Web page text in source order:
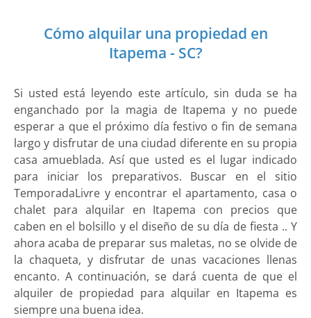
Cómo alquilar una propiedad en
Itapema - SC?
Si usted está leyendo este artículo, sin duda se ha
enganchado por la magia de Itapema y no puede
esperar a que el próximo día festivo o fin de semana
largo y disfrutar de una ciudad diferente en su propia
casa amueblada. Así que usted es el lugar indicado
para iniciar los preparativos. Buscar en el sitio
TemporadaLivre y encontrar el apartamento, casa o
chalet para alquilar en Itapema con precios que
caben en el bolsillo y el diseño de su día de fiesta .. Y
ahora acaba de preparar sus maletas, no se olvide de
la chaqueta, y disfrutar de unas vacaciones llenas
encanto. A continuación, se dará cuenta de que el
alquiler de propiedad para alquilar en Itapema es
siempre una buena idea.